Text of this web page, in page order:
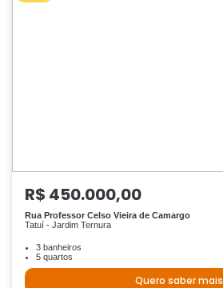
R$ 450.000,00
Rua Professor Celso Vieira de Camargo
Tatuí - Jardim Ternura
3 banheiros
5 quartos
Quero saber mais